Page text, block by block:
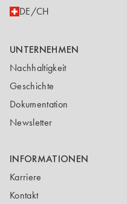
DE/CH
UNTERNEHMEN
Nachhaltigkeit
Geschichte
Dokumentation
Newsletter
INFORMATIONEN
Karriere
Kontakt